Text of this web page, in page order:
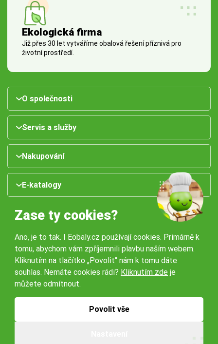
Ekologická firma
Již přes 30 let vytváříme obalová řešení příznivá pro
životní prostředí.
O společnosti
Servis a služby
Nakupování
E-katalogy
Naše pobočky:
Obchodní podmínky
Zase ty cookies?
Ano, je to tak. I Eobaly.cz používají cookies. Primárně k
tomu, abychom vám zpříjemnili plavbu naším webem.
Kliknutím na tlačítko „Povolit“ nám k tomu dáte
souhlas. Nemáte cookies rádi? Kliknutím zde je
můžete odmítnout.
Povolit vše